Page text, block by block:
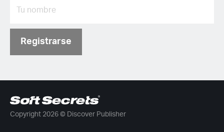
Registrarse
Copyright 2026 © Discover Publisher